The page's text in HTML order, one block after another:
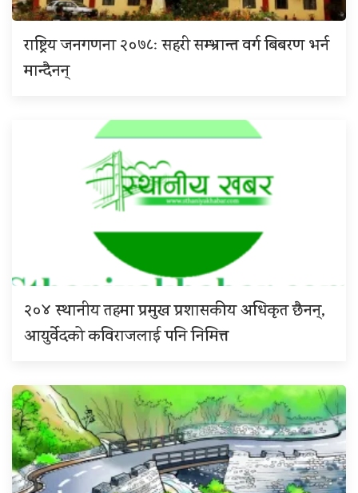
राष्ट्रिय जनगणना २०७८ः सहरी सम्भ्रान्त वर्ग बिबरण भर्न
मान्दैनन्
२०४ स्थानीय तहमा प्रमुख प्रशासकीय अधिकृत छैनन्,
आयुर्वेदको कविराजलाई पनि निमित्त